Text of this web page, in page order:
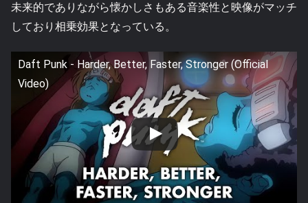
未来的でありながら懐かしさもある音楽性と映像がマッチ
しており相乗効果となっている。
Daft Punk - Harder, Better, Faster, Stronger (Official
Video)